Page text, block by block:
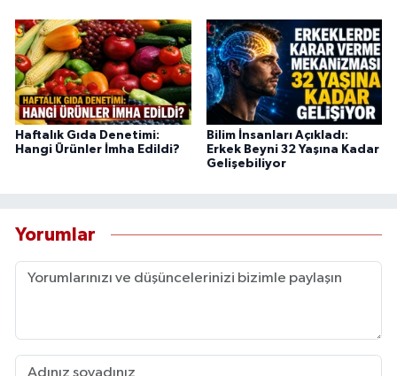
Haftalık Gıda Denetimi:
Hangi Ürünler İmha Edildi?
Bilim İnsanları Açıkladı:
Erkek Beyni 32 Yaşına Kadar
Gelişebiliyor
Yorumlar